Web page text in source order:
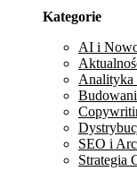
Kategorie
AI i
Analityka
SEO i
Strategia